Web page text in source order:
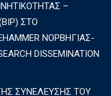
–
ΣΤΟ
ΝΟΡΒΗΓΙΑΣ-
DISSEMINATION
ΣΥΝΕΛΕΥΣΗΣ ΤΟΥ